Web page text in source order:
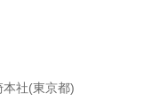
社(東京都)